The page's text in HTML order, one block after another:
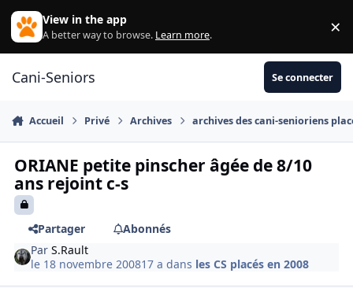
Aller au contenu
View in the app
A better way to browse. Learn more. ×
Cani-Seniors Se connecter
Accueil Privé Archives archives des cani-senioriens
ORIANE petite pinscher âgée de 8/10
ans rejoint c-s
Partager
Abonnés
ParS.Rault
le 18 novembre 200817 a dans les CS placés en 2008